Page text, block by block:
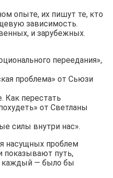
опыте, их пишут те, кто
зависимость.
и зарубежных.
переедания»,
проблема» от Сьюзи
Как перестать
от Светланы
силы внутри нас».
насущных проблем
показывают путь,
каждый — было бы